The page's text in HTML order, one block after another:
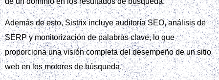
Además de esto, Sistrix incluye auditoría SEO, análisis de
SERP y monitorización de palabras clave, lo que
proporciona una visión completa del desempeño de un sitio
web en los motores de búsqueda.